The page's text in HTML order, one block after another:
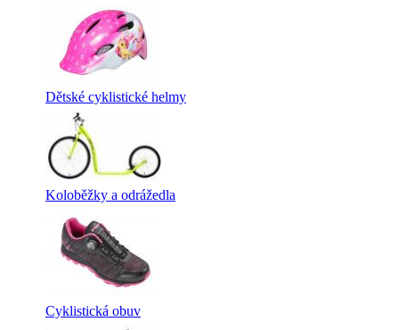
Dětské cyklistické helmy
Koloběžky a odrážedla
Cyklistická obuv